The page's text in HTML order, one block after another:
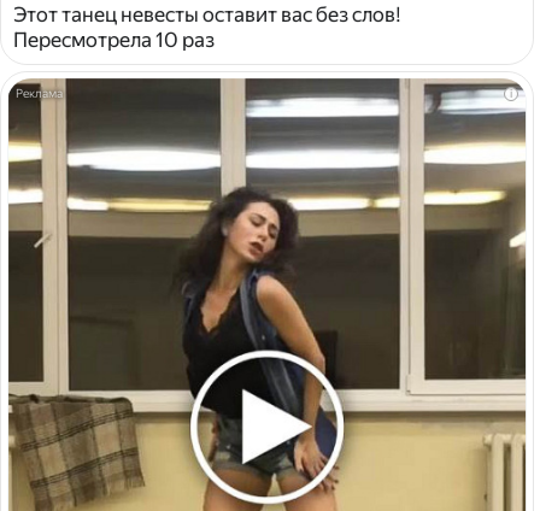
Этот танец невесты оставит вас без слов!
Пересмотрела 10 раз
i